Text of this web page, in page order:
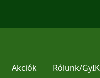
Akciók Rólunk/GyIK